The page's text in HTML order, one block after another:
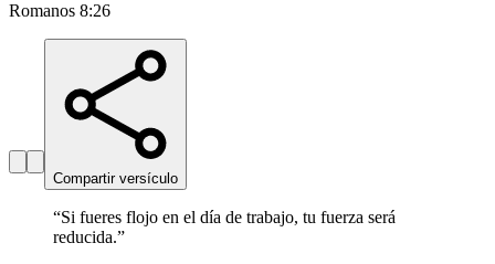
Romanos 8:26
Compartir versículo
“Si fueres flojo en el día de trabajo, tu fuerza será
reducida.”